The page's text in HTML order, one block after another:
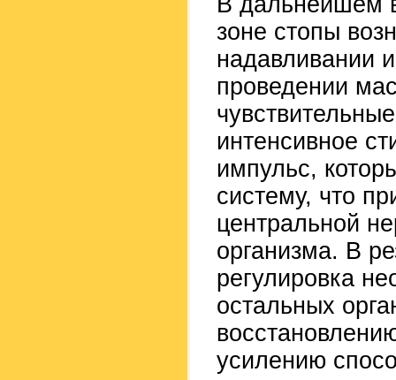
зоне стопы
надавливании
проведении
интенсивное
импульс,
систему, что
центральной
организма. В
регулировка
остальных
усилению